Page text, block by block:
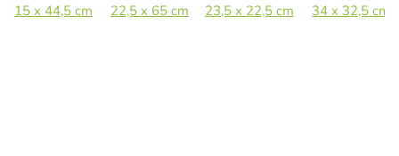
15 x 44,5 cm 22,5 x 65 cm 30,5 x 89 cm 45,5 x 133 cm
23,5 x 22,5 cm 34 x 32,5 cm